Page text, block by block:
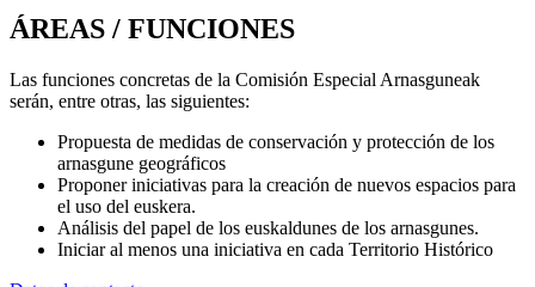
ÁREAS / FUNCIONES
Las funciones concretas de la Comisión Especial Arnasguneak
serán, entre otras, las siguientes:
Propuesta de medidas de conservación y protección de los
arnasgune geográficos
Proponer iniciativas para la creación de nuevos espacios para
el uso del euskera.
Análisis del papel de los euskaldunes de los arnasgunes.
Iniciar al menos una iniciativa en cada Territorio Histórico